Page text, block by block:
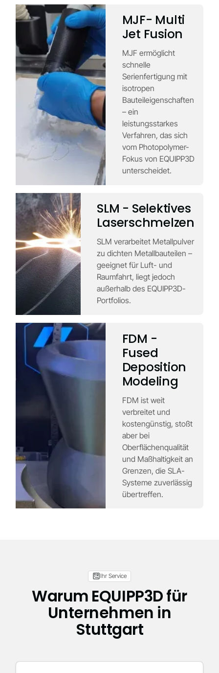
MJF- Multi
Jet Fusion
MJF ermöglicht
schnelle
Serienfertigung mit
isotropen
Bauteileigenschaften
– ein
leistungsstarkes
Verfahren, das sich
vom Photopolymer-
Fokus von EQUIPP3D
unterscheidet.
SLM - Selektives
Laserschmelzen
SLM verarbeitet Metallpulver
zu dichten Metallbauteilen –
geeignet für Luft- und
Raumfahrt, liegt jedoch
außerhalb des EQUIPP3D-
Portfolios.
FDM -
Fused
Deposition
Modeling
FDM ist weit
verbreitet und
kostengünstig, stoßt
aber bei
Oberflächenqualität
und Maßhaltigkeit an
Grenzen, die SLA-
Systeme zuverlässig
übertreffen.
Ihr Service
Warum EQUIPP3D für
Unternehmen in
Stuttgart